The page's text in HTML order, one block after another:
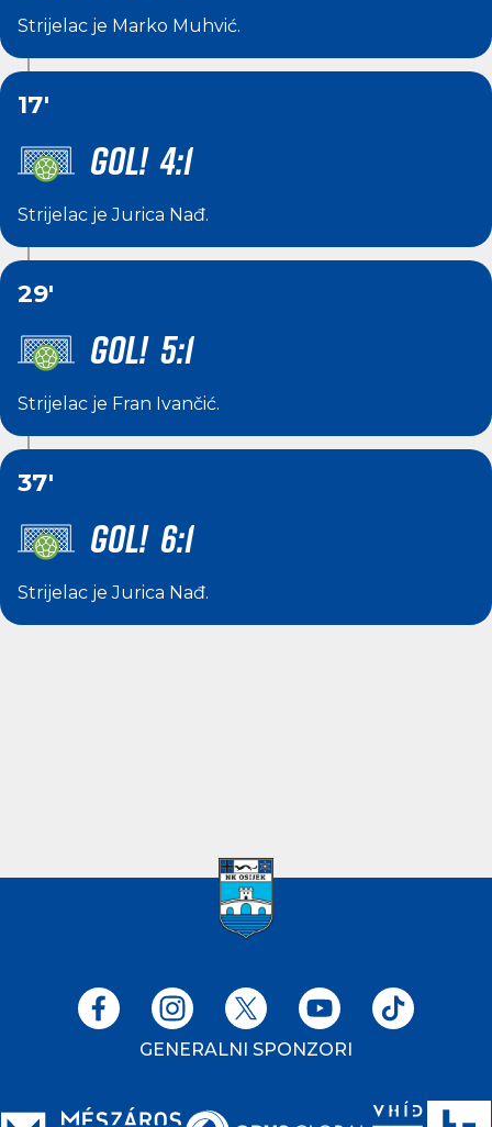
Strijelac je Marko Muhvić.
17'
GOL! 4:1
Strijelac jeJurica Nađ.
29'
GOL! 5:1
Strijelac je Fran Ivančić.
37'
GOL! 6:1
Strijelac jeJurica Nađ.
GENERALNI SPONZORI